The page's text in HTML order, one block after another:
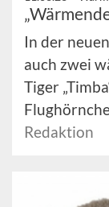
In der
auch zwei
Tiger
Redaktion